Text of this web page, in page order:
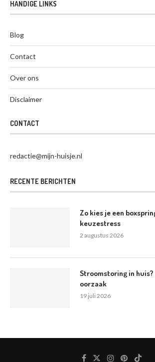
HANDIGE LINKS
Blog
Contact
Over ons
Disclaimer
CONTACT
redactie@mijn-huisje.nl
RECENTE BERICHTEN
Zo kies je een
keuzestress
2 augustus 2026
Stroomstoring in
oorzaak
19 juli 2026